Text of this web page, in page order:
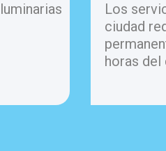
Los
ciudad
horas del